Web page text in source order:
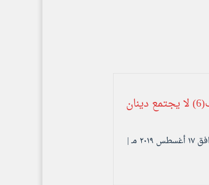
سلســــلـة مكــــــــارم العـــــــــــرب(6) لا يجتمع دينان